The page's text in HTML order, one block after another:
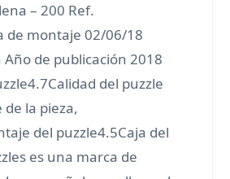
– 200 Ref.
de montaje 02/06/18
de publicación 2018
del puzzle
la pieza,
del puzzle4.5Caja del
es una marca de